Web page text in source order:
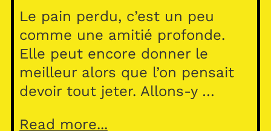
Le pain perdu, c’est un peu
comme une amitié profonde.
Elle peut encore donner le
meilleur alors que l’on pensait
devoir tout jeter. Allons-y …
Read more...